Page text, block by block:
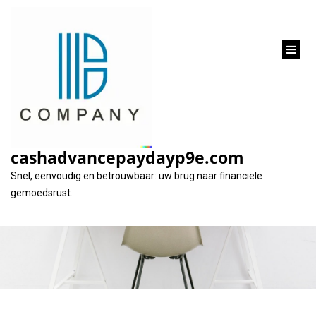
cashadvancepaydayp9e.com
Snel, eenvoudig en betrouwbaar: uw brug naar financiële
gemoedsrust.
Alles wat u moet
weten over leningen
zonder toetsing